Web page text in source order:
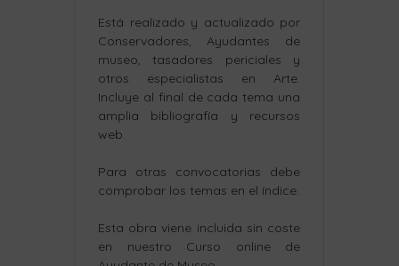
Está realizado y actualizado por
Conservadores, Ayudantes de
museo, tasadores periciales y
otros especialistas en Arte.
Incluye al final de cada tema una
amplia bibliografía y recursos
web.
Para otras convocatorias debe
comprobar los temas en el índice.
Esta obra viene incluida sin coste
en nuestro Curso online de